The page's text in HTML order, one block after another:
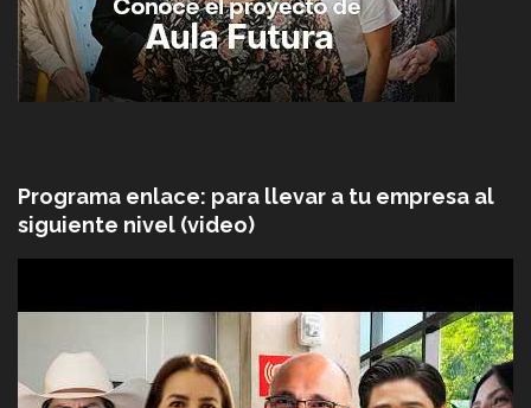
Programa enlace: para llevar a tu empresa al
siguiente nivel (video)